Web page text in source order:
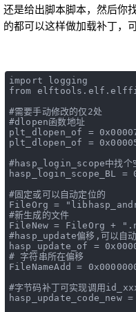
还是给出脚本脚本，然后你
的都可以这样做加载补丁，
import logging
from
#需要手动修改的仅2处
#dlopen函数地址
plt_dlopen_of =
plt_dlopen_of =
#hasp_login_scope中找个
hasp_login_scope_BL =
#固定或可以自动定位的
FileOrg =
#新生成的文件
FileNew = FileOrg +
#hasp_update偏移,可以自
hasp_update_of =
# 字符串所在偏移
FileNameAdd =
#字节码补丁可实现调用
hasp_update_code_new =